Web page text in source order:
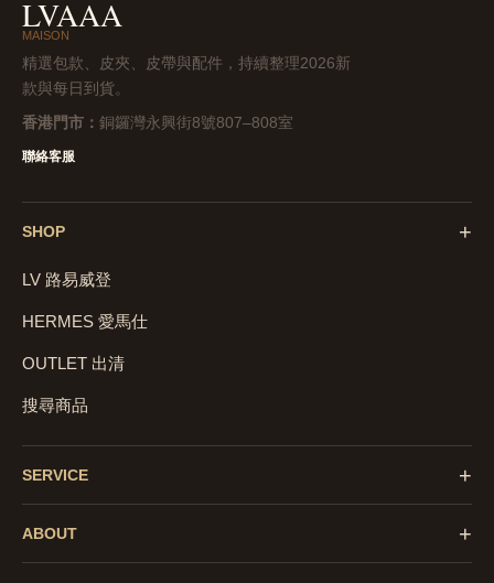
LVAAA
MAISON
精選包款、皮夾、皮帶與配件，持續整理2026新
款與每日到貨。
香港門市： 銅鑼灣永興街8號807–808室
聯絡客服
SHOP +
LV 路易威登
HERMES 愛馬仕
OUTLET 出清
搜尋商品
SERVICE +
ABOUT +